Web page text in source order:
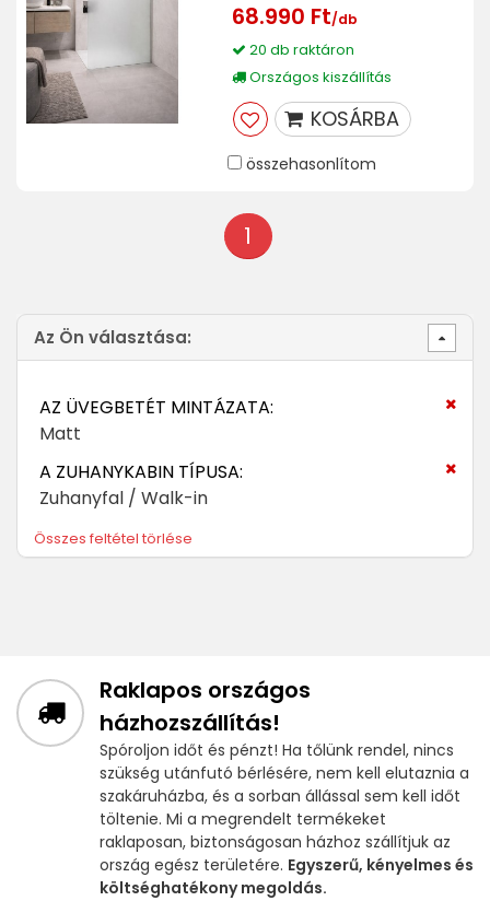
68.990 Ft/db
20 db raktáron
Országos kiszállítás
KOSÁRBA
összehasonlítom
1
Az Ön választása:
AZ ÜVEGBETÉT MINTÁZATA:
Matt
A ZUHANYKABIN TÍPUSA:
Zuhanyfal / Walk-in
Összes feltétel törlése
Raklapos országos
házhozszállítás!
Spóroljon időt és pénzt! Ha tőlünk rendel, nincs
szükség utánfutó bérlésére, nem kell elutaznia a
szakáruházba, és a sorban állással sem kell időt
töltenie. Mi a megrendelt termékeket
raklaposan, biztonságosan házhoz szállítjuk az
ország egész területére. Egyszerű, kényelmes és
költséghatékony megoldás.